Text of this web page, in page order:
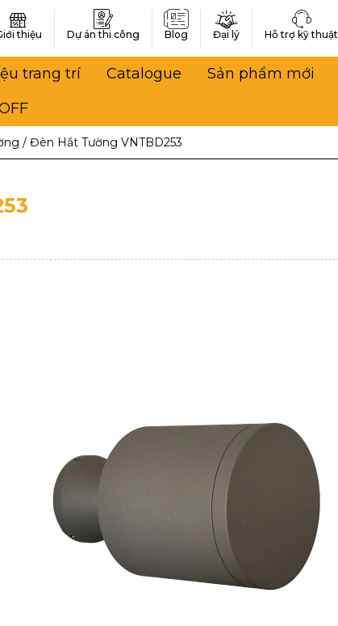
thiệu Dự án thi công Blog Đại lý Hỗ trợ kỹ thuật
trang trí Catalogue Sản phẩm mới
/ Đèn Hắt Tường VNTBD253